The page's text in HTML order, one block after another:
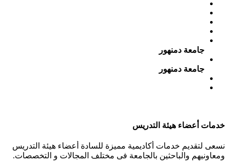
جامعة دمنهور
جامعة دمنهور
خدمات أعضاء هيئة التدريس
نسعى لتقديم خدمات أكاديمية مميزة للسادة أعضاء هيئة التدريس
ومعاونيهم والباحثين بالجامعة فى مختلف المجالات و التخصصات.